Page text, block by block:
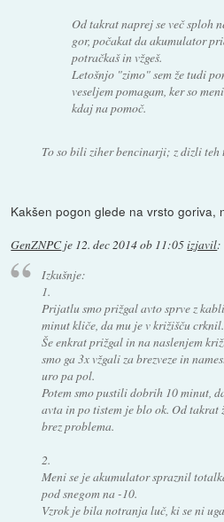
Od takrat naprej se več sploh
gor, počakat da akumulator
potračkaš in vžgeš.
Letošnjo "zimo" sem že tudi
veseljem pomagam, ker so
kdaj na pomoč.
To so bili ziher bencinarji; z dizli teh
Kakšen pogon glede na vrsto goriva,
GenZNPCje 12. dec 2014 ob 11:05izjavil:
Izkušnje:
1.
Prijatlu smo prižgal avto sprve z
minut kliče, da mu je v križišču crknil.
Še enkrat prižgal in na naslenjem
smo ga 3x vžgali za brezveze in
uro pa pol.
Potem smo pustili dobrih 10 minut,
avta in po tistem je blo ok. Od
brez problema.
2.
Meni se je akumulator spraznil
pod snegom na -10.
Vzrok je bila notranja luč, ki se ni